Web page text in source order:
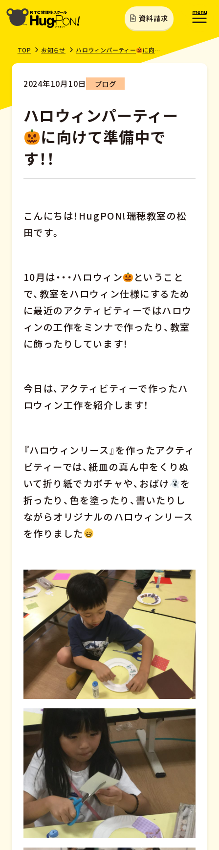
資料請求
TOP お知らせ ハロウィンパーティー に向けて準備中です！！
2024年10月10日 ブログ
ハロウィンパーティー
に向けて準備中で
す！！
こんにちは！HugPON!瑞穂教室の松
田です。
10月は・・・ハロウィン
ということ
で、教室をハロウィン仕様にするため
に最近のアクティビティーではハロウ
ィンの工作をミンナで作ったり、教室
に飾ったりしています！
今日は、アクティビティーで作ったハ
ロウィン工作を紹介します！
『ハロウィンリース』を作ったアクティ
ビティーでは、紙皿の真ん中をくりぬ
いて折り紙でカボチャや、おばけ
を
折ったり、色を塗ったり、書いたりし
ながらオリジナルのハロウィンリース
を作りました